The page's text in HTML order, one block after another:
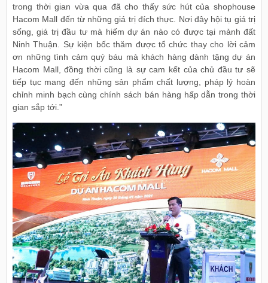
trong thời gian vừa qua đã cho thấy sức hút của shophouse
Hacom Mall đến từ những giá trị đích thực. Nơi đây hội tụ giá trị
sống, giá trị đầu tư mà hiếm dự án nào có được tại mảnh đất
Ninh Thuận. Sự kiện bốc thăm được tổ chức thay cho lời cảm
ơn những tình cảm quý báu mà khách hàng dành tặng dự án
Hacom Mall, đồng thời cũng là sự cam kết của chủ đầu tư sẽ
tiếp tục mang đến những sản phẩm chất lượng, pháp lý hoàn
chỉnh minh bạch cùng chính sách bán hàng hấp dẫn trong thời
gian sắp tới.”